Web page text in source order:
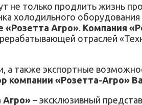
только продлить жизнь
холодильного
«Розетта Агро». Компания
отраслей
также экспортные
компании «Розетта-Агро»
Агро» – эксклюзивный